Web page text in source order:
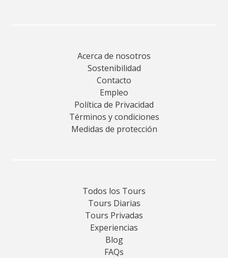
Acerca de nosotros
Sostenibilidad
Contacto
Empleo
Política de Privacidad
Términos y condiciones
Medidas de protección
Todos los Tours
Tours Diarias
Tours Privadas
Experiencias
Blog
FAQs